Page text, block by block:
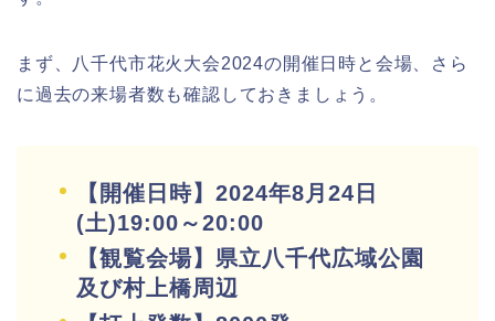
まず、八千代市花火大会2024の開催日時と会場、さら
に過去の来場者数も確認しておきましょう。
【開催日時】2024年8月24日
(土)19:00～20:00
【観覧会場】県立八千代広域公園
及び村上橋周辺